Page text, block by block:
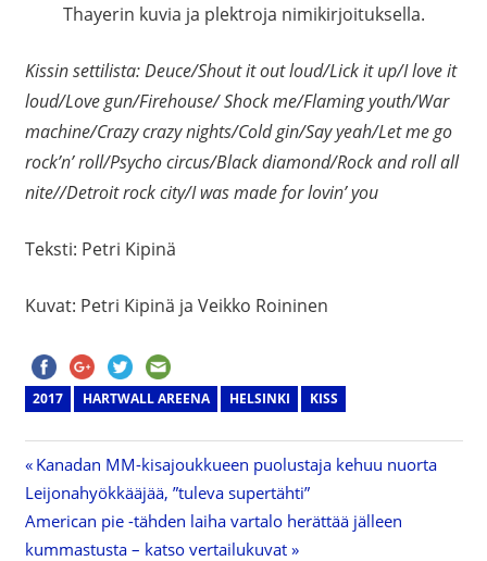
Thayerin kuvia ja plektroja nimikirjoituksella.
Kissin settilista: Deuce/Shout it out loud/Lick it up/I love it
loud/Love gun/Firehouse/ Shock me/Flaming youth/War
machine/Crazy crazy nights/Cold gin/Say yeah/Let me go
rock’n’ roll/Psycho circus/Black diamond/Rock and roll all
nite//Detroit rock city/I was made for lovin’ you
Teksti: Petri Kipinä
Kuvat: Petri Kipinä ja Veikko Roininen
2017 HARTWALL AREENA HELSINKI KISS
Artikkelien
selaus
Previous
Post:
Kanadan MM-kisajoukkueen puolustaja kehuu nuorta
Leijonahyökkääjää, ”tuleva supertähti”
Next
Post:
American pie -tähden laiha vartalo herättää jälleen
kummastusta – katso vertailukuvat